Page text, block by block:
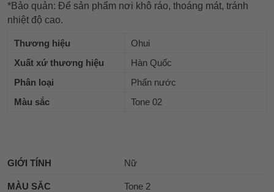
*Bảo quản: Để sản phẩm nơi khô ráo, thoáng mát, tránh
nhiệt độ cao.
Thương hiệu
Ohui
Xuất xứ thương hiệu
Hàn Quốc
Phân loại
Phấn nước
Màu sắc
Tone 02
GIỚI TÍNH Nữ
MÀU SẮC Tone 2